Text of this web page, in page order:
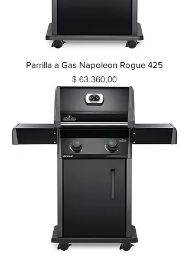
Parrilla a Gas Napoleon Rogue 425
Precio
$ 63.360,00